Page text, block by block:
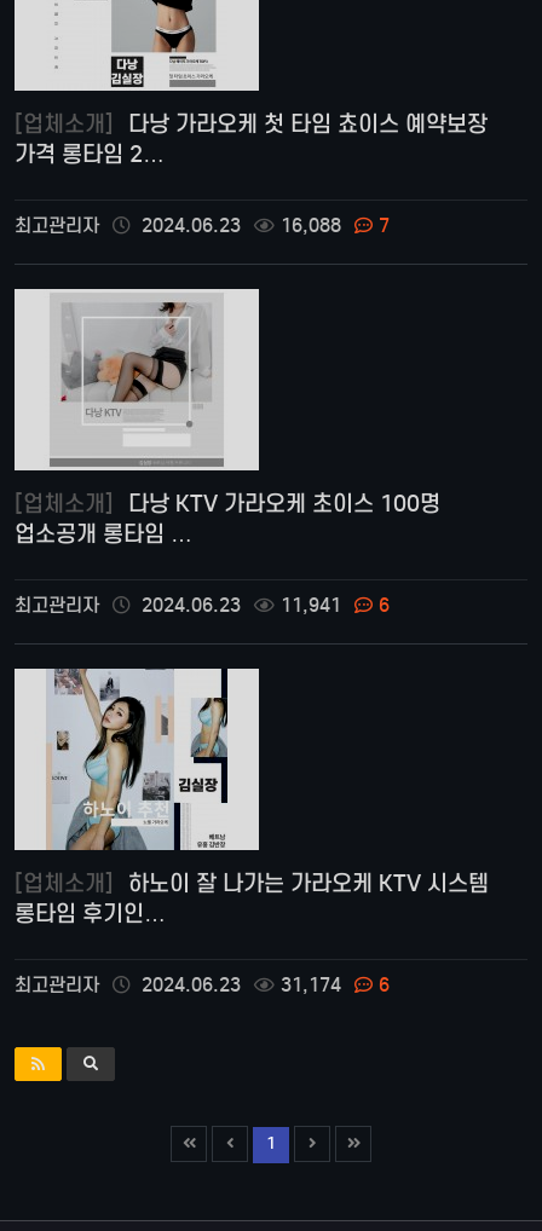
[업체소개]
가격 롱타임 2…
최고관리자 2024.06.23 16,088 7
[업체소개]
업소공개 롱타임 …
최고관리자 2024.06.23 11,941 6
[업체소개]
롱타임 후기인…
최고관리자 2024.06.23 31,174 6
1